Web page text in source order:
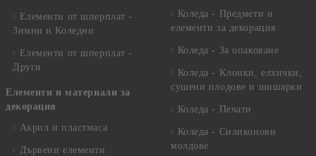
Елементи от шперплат -
Зимни и Коледни
Елементи от шперплат -
Други
Елементи и материали за
декорация
Акрил и пластмаса
Дървени елементи
Коледа - Предмети и
елементи за декорация
Коледа - За опаковане
Коледа - Kлонки, елхички,
сушени плодове и шишарки
Коледа - Печати
Коледа - Силиконови
молдове